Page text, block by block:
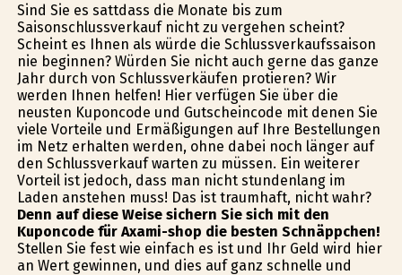
Sind Sie es sattdass die Monate bis zum
Saisonschlussverkauf nicht zu vergehen scheint?
Scheint es Ihnen als würde die Schlussverkaufssaison
nie beginnen? Würden Sie nicht auch gerne das ganze
Jahr durch von Schlussverkäufen profitieren? Wir
werden Ihnen helfen! Hier verfügen Sie über die
neusten Kuponcode und Gutscheincode mit denen Sie
viele Vorteile und Ermäßigungen auf Ihre Bestellungen
im Netz erhalten werden, ohne dabei noch länger auf
den Schlussverkauf warten zu müssen. Ein weiterer
Vorteil ist jedoch, dass man nicht stundenlang im
Laden anstehen muss! Das ist traumhaft, nicht wahr?
Denn auf diese Weise sichern Sie sich mit den
Kuponcode für Axami-shop die besten Schnäppchen!
Stellen Sie fest wie einfach es ist und Ihr Geld wird hier
an Wert gewinnen, und dies auf ganz schnelle und